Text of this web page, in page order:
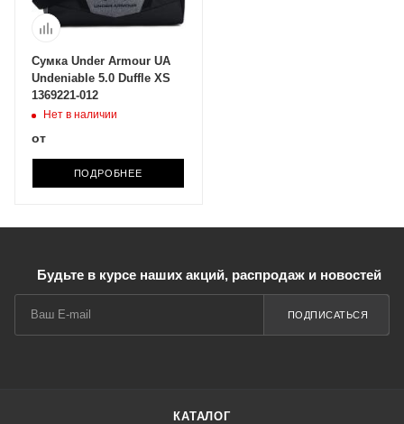
Сумка Under Armour UA
Undeniable 5.0 Duffle XS
1369221-012
Нет в наличии
от
ПОДРОБНЕЕ
Будьте в курсе наших акций, распродаж и новостей
ПОДПИСАТЬСЯ
КАТАЛОГ